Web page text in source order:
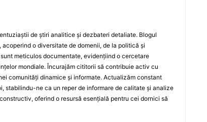
de știri analitice și dezbateri detaliate. Blogul
o diversitate de domenii, de la politică și
meticulos documentate, evidențiind o cercetare
mondiale. Încurajăm cititorii să contribuie activ cu
comunități dinamice și informate. Actualizăm constant
stabilindu-ne ca un reper de informare de calitate și analize
oferind o resursă esențială pentru cei dornici să